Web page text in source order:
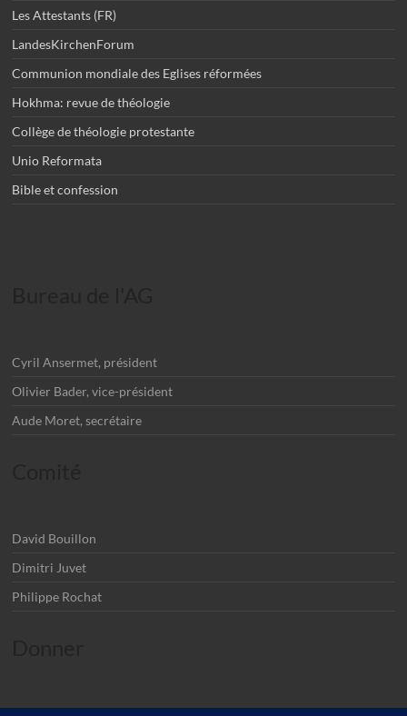
Les Attestants (FR)
LandesKirchenForum
Communion mondiale des Eglises réformées
Hokhma: revue de théologie
Collège de théologie protestante
Unio Reformata
Bible et confession
Cyril Ansermet, président
Olivier Bader, vice-président
Aude Moret, secrétaire
David Bouillon
Dimitri Juvet
Philippe Rochat